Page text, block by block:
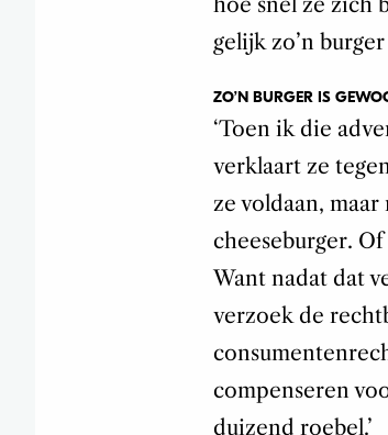
gelijk zo’n
ZO’N BURGER IS
‘Toen ik die
verklaart ze
ze voldaan,
cheeseburger.
Want nadat dat
verzoek de
compenseren
duizend roebel.’